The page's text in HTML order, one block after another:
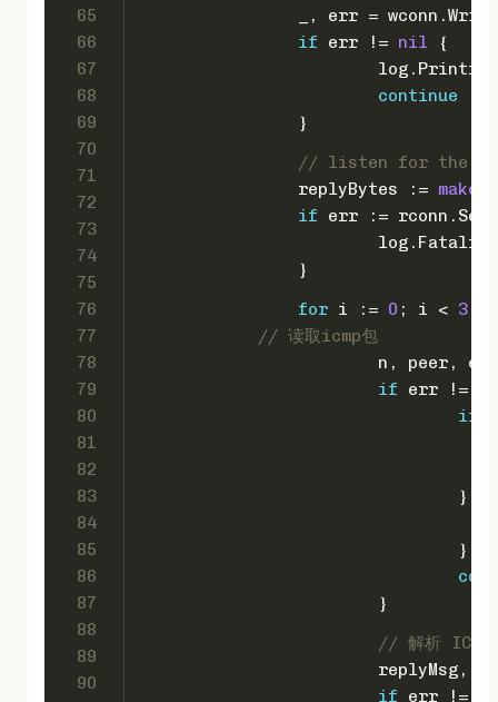
65
66
67
68
69
70
71
72
73
74
75
76
77
78
79
80
81
82
83
84
85
86
87
88
89
90
_, err =
if err != nil {
			log.Printf(
continue
		}
// listen for the
		replyBytes :=
make
if err :=
			log.Fatalf(
		}
for i := 0 ; i < 3
// 读取icmp包
n, peer,
if err !=
if
				}
				}
			}
// 解析 ICMP
if err !=